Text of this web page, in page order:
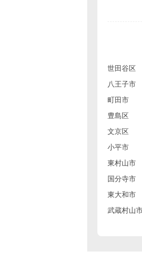
世田谷区
八王子市
町田市
豊島区
文京区
小平市
東村山市
国分寺市
東大和市
武蔵村山